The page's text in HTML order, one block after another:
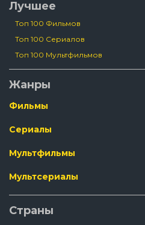
Лучшее
Топ 100 Фильмов
Топ 100 Сериалов
Топ 100 Мультфильмов
Жанры
Фильмы
Сериалы
Мультфильмы
Мультсериалы
Страны